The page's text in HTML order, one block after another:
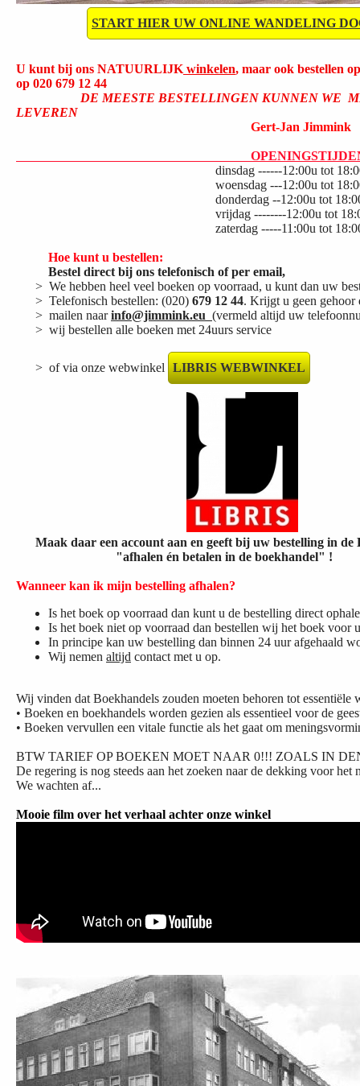
START HIER UW ONLINE WANDELING
U kunt bij ons NATUURLIJK winkelen, maar ook bestellen
op 020 679 12 44
DE MEESTE BESTELLINGEN KUNNEN WE
LEVEREN
Gert-Jan Jimmink
dinsdag ------12:00u tot
woensdag ---12:00u tot
donderdag --12:00u tot
vrijdag --------12:00u tot
zaterdag -----11:00u tot
Hoe kunt u bestellen:
Bestel direct bij ons telefonisch of per email,
> We hebben heel veel boeken op voorraad, u kunt dan uw
> Telefonisch bestellen: (020) 679 12 44. Krijgt u geen gehoor
> mailen naarinfo@jimmink.eu (vermeld altijd uw
> wij bestellen alle boeken met 24uurs service
> of via onze webwinkel LIBRIS WEBWINKEL
Maak daar een account aan en geeft bij uw bestelling in
"afhalen én betalen in de boekhandel" !
Wanneer kan ik mijn bestelling afhalen?
Is het boek op voorraad dan kunt u de bestelling direct
Is het boek niet op voorraad dan bestellen wij het boek voor
In principe kan uw bestelling dan binnen 24 uur afgehaald
Wij nemen altijd contact met u op.
Wij vinden dat Boekhandels zouden moeten behoren tot essentiële
• Boeken en boekhandels worden gezien als essentieel voor de
• Boeken vervullen een vitale functie als het gaat om
BTW TARIEF OP BOEKEN MOET NAAR 0!!! ZOALS IN
De regering is nog steeds aan het zoeken naar de dekking voor
We wachten af...
Mooie film over het verhaal achter onze winkel